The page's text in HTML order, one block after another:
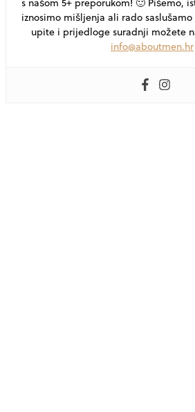
iznosimo mišljenja ali rado
upite i prijedloge suradnji možete
info@aboutmen.hr